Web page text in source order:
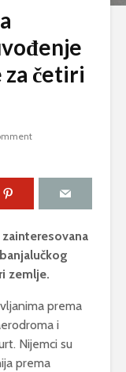
za četiri
zemlje.
prema
i
Nijemci su
prema